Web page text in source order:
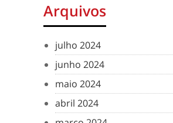
Arquivos
julho 2024
junho 2024
maio 2024
abril 2024